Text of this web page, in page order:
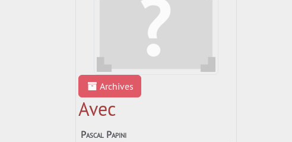
Archives
Avec
Pascal Papini